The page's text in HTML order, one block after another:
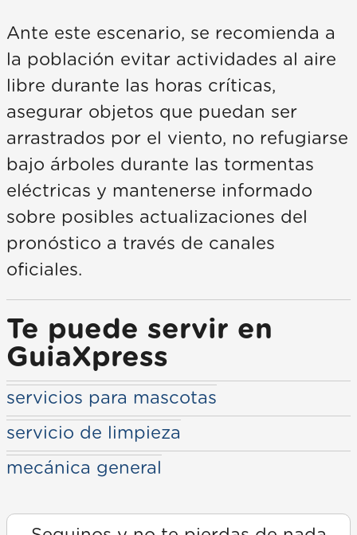
Ante este escenario, se recomienda a
la población evitar actividades al aire
libre durante las horas críticas,
asegurar objetos que puedan ser
arrastrados por el viento, no refugiarse
bajo árboles durante las tormentas
eléctricas y mantenerse informado
sobre posibles actualizaciones del
pronóstico a través de canales
oficiales.
Te puede servir en
GuiaXpress
servicios para mascotas
servicio de limpieza
mecánica general